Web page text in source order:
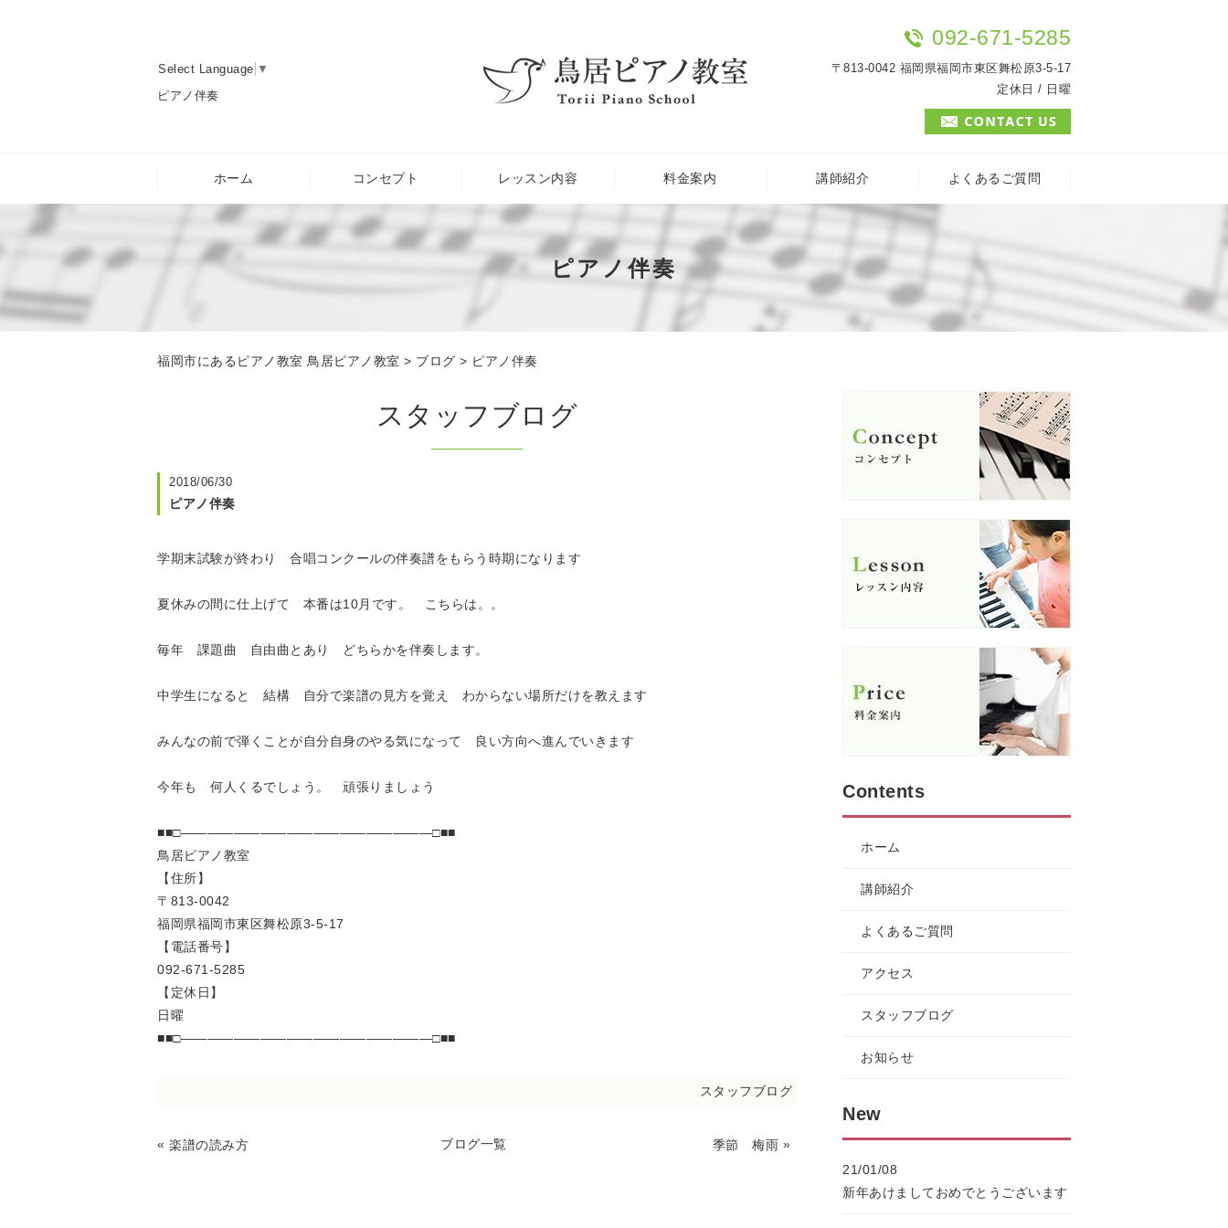
Select Language ▼
ピアノ伴奏
092-671-5285
〒813-0042 福岡県福岡市東区舞松原3-5-17
定休日 / 日曜
ホーム コンセプト レッスン内容 料金案内 講師紹介 よくあるご質問
ピアノ伴奏
福岡市にあるピアノ教室 鳥居ピアノ教室 > ブログ > ピアノ伴奏
スタッフブログ
2018/06/30
ピアノ伴奏
学期末試験が終わり 合唱コンクールの伴奏譜をもらう時期になります
夏休みの間に仕上げて 本番は10月です。 こちらは。。
毎年 課題曲 自由曲とあり どちらかを伴奏します。
中学生になると 結構 自分で楽譜の見方を覚え わからない場所だけを教えます
みんなの前で弾くことが自分自身のやる気になって 良い方向へ進んでいきます
今年も 何人くるでしょう。 頑張りましょう
■■□―――――――――――――――――――□■■
鳥居ピアノ教室
【住所】
〒813-0042
福岡県福岡市東区舞松原3-5-17
【電話番号】
092-671-5285
【定休日】
日曜
■■□―――――――――――――――――――□■■
スタッフブログ
« 楽譜の読み方 ブログ一覧 季節 梅雨 »
Contents
ホーム
講師紹介
よくあるご質問
アクセス
スタッフブログ
お知らせ
New
21/01/08
新年あけましておめでとうございます